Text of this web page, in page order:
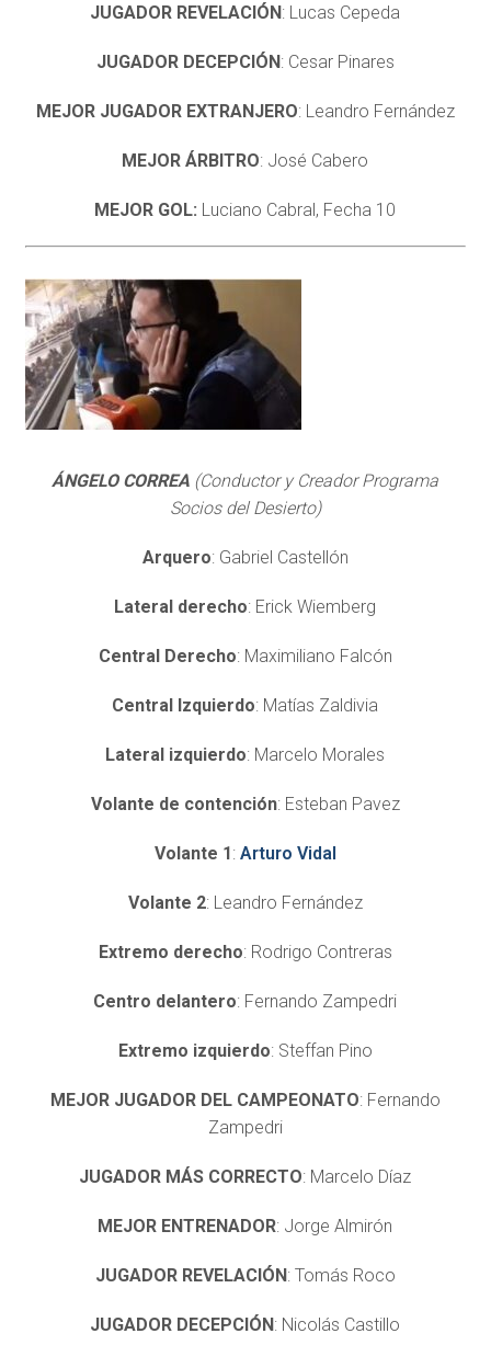
JUGADOR REVELACIÓN: Lucas Cepeda
JUGADOR DECEPCIÓN: Cesar Pinares
MEJOR JUGADOR EXTRANJERO: Leandro Fernández
MEJOR ÁRBITRO: José Cabero
MEJOR GOL: Luciano Cabral, Fecha 10
ÁNGELO CORREA (Conductor y Creador Programa
Socios del Desierto)
Arquero: Gabriel Castellón
Lateral derecho: Erick Wiemberg
Central Derecho: Maximiliano Falcón
Central Izquierdo: Matías Zaldivia
Lateral izquierdo: Marcelo Morales
Volante de contención: Esteban Pavez
Volante 1: Arturo Vidal
Volante 2: Leandro Fernández
Extremo derecho: Rodrigo Contreras
Centro delantero: Fernando Zampedri
Extremo izquierdo: Steffan Pino
MEJOR JUGADOR DEL CAMPEONATO: Fernando
Zampedri
JUGADOR MÁS CORRECTO: Marcelo Díaz
MEJOR ENTRENADOR: Jorge Almirón
JUGADOR REVELACIÓN: Tomás Roco
JUGADOR DECEPCIÓN: Nicolás Castillo